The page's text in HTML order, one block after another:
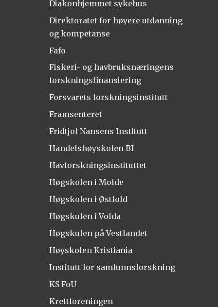
Diakonhjemmet sykehus
Direktoratet for høyere utdanning
og kompetanse
Fafo
Fiskeri- og havbruksnæringens
forskningsfinansiering
Forsvarets forskningsinstitutt
Framsenteret
Fridtjof Nansens Institutt
Handelshøyskolen BI
Havforskningsinstituttet
Høgskolen i Molde
Høgskolen i Østfold
Høgskulen i Volda
Høgskulen på Vestlandet
Høyskolen Kristiania
Institutt for samfunnsforskning
KS FoU
Kreftforeningen